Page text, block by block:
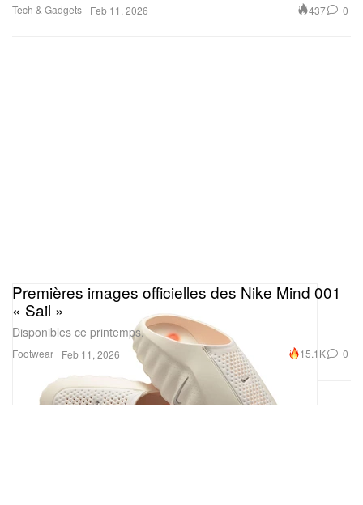
Tech & Gadgets
Feb 11, 2026
437 0
Footwear
Premières images officielles des Nike Mind 001
« Sail »
Disponibles ce printemps.
Feb 11, 2026 15.1K 0